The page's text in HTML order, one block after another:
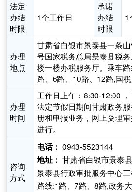
法定
办结
时限
1个工作日
承诺
办结
时限
1
办理
地点
甘肃省白银市景泰县一条
号国家税务总局景泰县税
楼一楼办税服务厅。乘车
路、6路、10路、12路,国税
办理
时间
工作日上午：8:30-12:00
法定节假日期间甘肃政务
册和申报业务，网上受理
进行。
咨询
方式
电话： 0943-5523144
地址： 甘肃省白银市景泰
景泰县行政审批服务中心
路线:1路、7路、8路,政务大